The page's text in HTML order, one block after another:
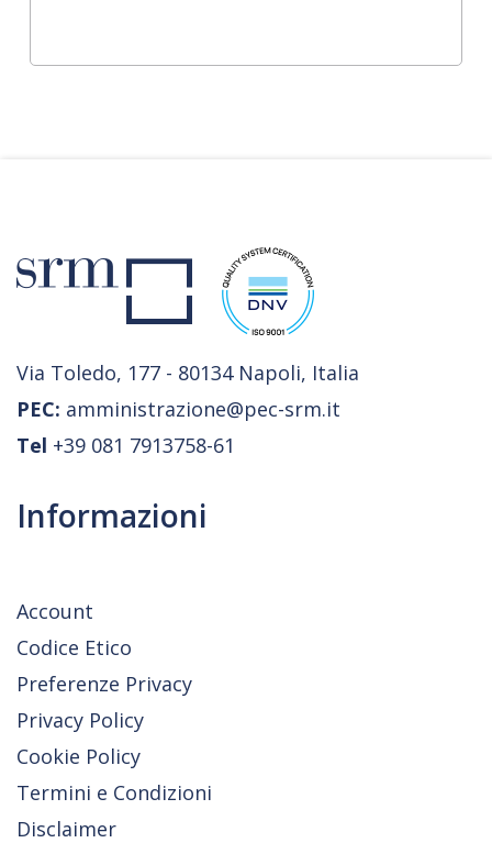
Via Toledo, 177 - 80134 Napoli, Italia
PEC: amministrazione@pec-srm.it
Tel +39 081 7913758-61
Informazioni
Account
Codice Etico
Preferenze Privacy
Privacy Policy
Cookie Policy
Termini e Condizioni
Disclaimer